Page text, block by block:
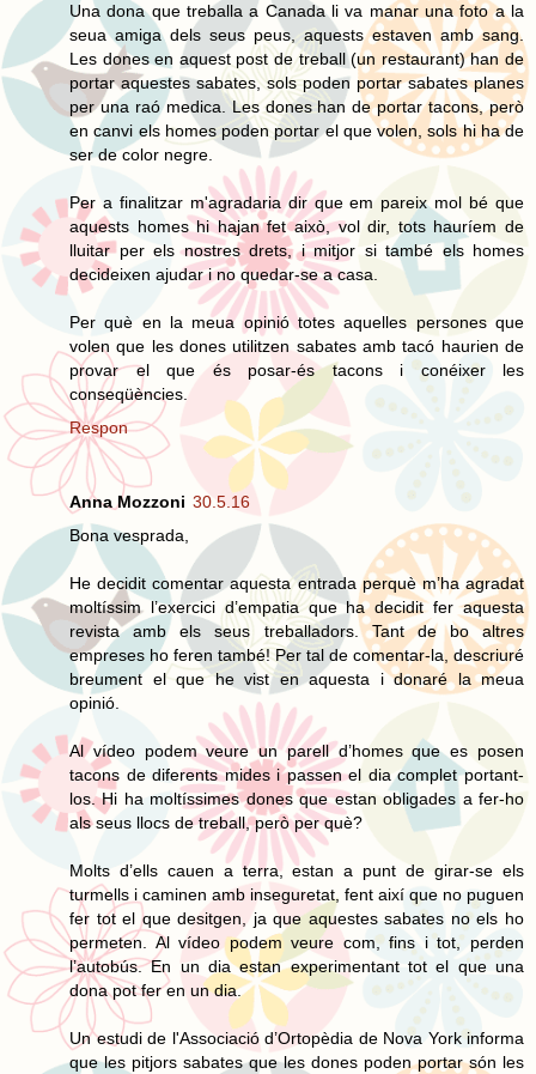
Una dona que treballa a Canada li va manar una foto a la
seua amiga dels seus peus, aquests estaven amb sang.
Les dones en aquest post de treball (un restaurant) han de
portar aquestes sabates, sols poden portar sabates planes
per una raó medica. Les dones han de portar tacons, però
en canvi els homes poden portar el que volen, sols hi ha de
ser de color negre.
Per a finalitzar m'agradaria dir que em pareix mol bé que
aquests homes hi hajan fet això, vol dir, tots hauríem de
lluitar per els nostres drets, i mitjor si també els homes
decideixen ajudar i no quedar-se a casa.
Per què en la meua opinió totes aquelles persones que
volen que les dones utilitzen sabates amb tacó haurien de
provar el que és posar-és tacons i conéixer les
conseqüències.
Respon
Anna Mozzoni 30.5.16
Bona vesprada,
He decidit comentar aquesta entrada perquè m’ha agradat
moltíssim l’exercici d’empatia que ha decidit fer aquesta
revista amb els seus treballadors. Tant de bo altres
empreses ho feren també! Per tal de comentar-la, descriuré
breument el que he vist en aquesta i donaré la meua
opinió.
Al vídeo podem veure un parell d’homes que es posen
tacons de diferents mides i passen el dia complet portant-
los. Hi ha moltíssimes dones que estan obligades a fer-ho
als seus llocs de treball, però per què?
Molts d’ells cauen a terra, estan a punt de girar-se els
turmells i caminen amb inseguretat, fent així que no puguen
fer tot el que desitgen, ja que aquestes sabates no els ho
permeten. Al vídeo podem veure com, fins i tot, perden
l’autobús. En un dia estan experimentant tot el que una
dona pot fer en un dia.
Un estudi de l'Associació d’Ortopèdia de Nova York informa
que les pitjors sabates que les dones poden portar són les